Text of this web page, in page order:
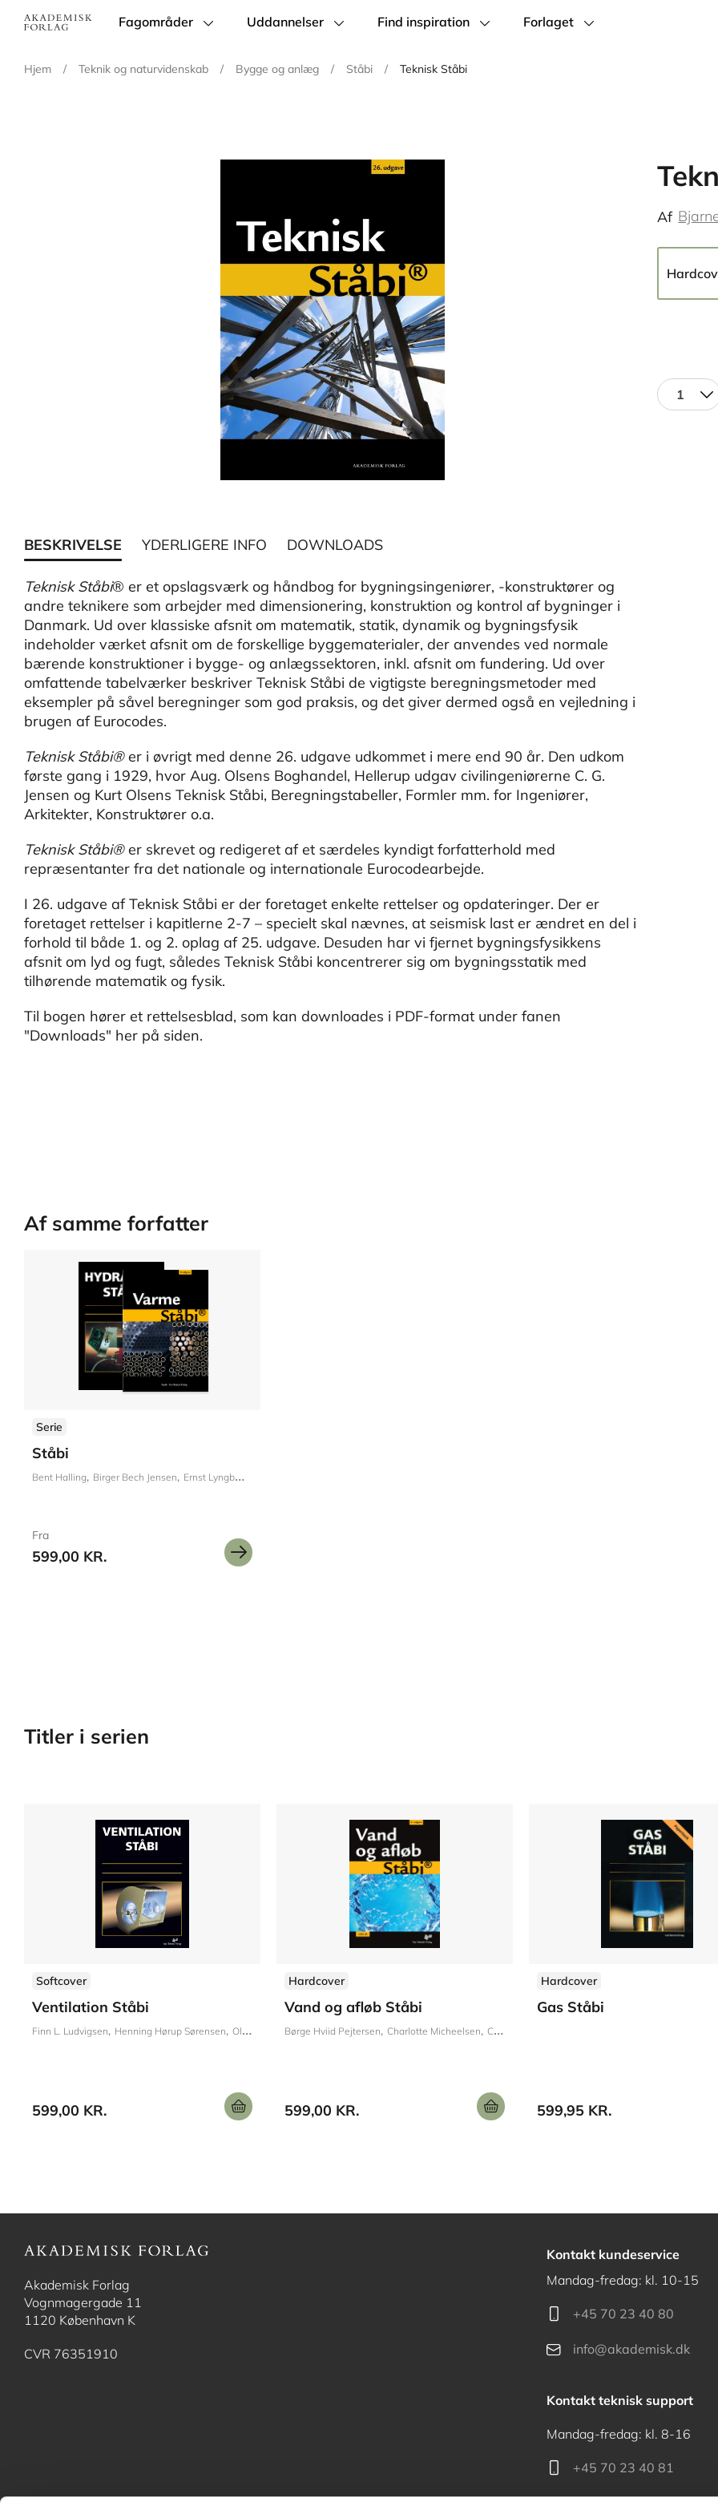
Main
Fagområder Uddannelser Find inspiration Forlaget
Hjem / Teknik og naturvidenskab / Bygge og anlæg / Ståbi / Teknisk Ståbi
Af
1
BESKRIVELSE YDERLIGERE INFO DOWNLOADS
Teknisk Ståbi® er et opslagsværk og håndbog for bygningsingeniører, -konstruktører og
andre teknikere som arbejder med dimensionering, konstruktion og kontrol af bygninger i
Danmark. Ud over klassiske afsnit om matematik, statik, dynamik og bygningsfysik
indeholder værket afsnit om de forskellige byggematerialer, der anvendes ved normale
bærende konstruktioner i bygge- og anlægssektoren, inkl. afsnit om fundering. Ud over
omfattende tabelværker beskriver Teknisk Ståbi de vigtigste beregningsmetoder med
eksempler på såvel beregninger som god praksis, og det giver dermed også en vejledning i
brugen af Eurocodes.
Teknisk Ståbi®er i øvrigt med denne 26. udgave udkommet i mere end 90 år. Den udkom
første gang i 1929, hvor Aug. Olsens Boghandel, Hellerup udgav civilingeniørerne C. G.
Jensen og Kurt Olsens Teknisk Ståbi, Beregningstabeller, Formler mm. for Ingeniører,
Arkitekter, Konstruktører o.a.
Teknisk Ståbi®er skrevet og redigeret af et særdeles kyndigt forfatterhold med
repræsentanter fra det nationale og internationale Eurocodearbejde.
I 26. udgave af Teknisk Ståbi er der foretaget enkelte rettelser og opdateringer. Der er
foretaget rettelser i kapitlerne 2-7 – specielt skal nævnes, at seismisk last er ændret en del i
forhold til både 1. og 2. oplag af 25. udgave. Desuden har vi fjernet bygningsfysikkens
afsnit om lyd og fugt, således Teknisk Ståbi koncentrerer sig om bygningsstatik med
tilhørende matematik og fysik.
Til bogen hører et rettelsesblad, som kan downloades i PDF-format under fanen
"Downloads" her på siden.
Af samme forfatter
Serie
Ståbi
Bent Halling Birger Bech Jensen Ernst Lyngbæk
Fra
599,00 KR.
Titler i serien
Softcover
Ventilation Ståbi
Finn L. Ludvigsen Henning Hørup Sørensen Ole B. Stampe
599,00 KR.
Hardcover
Vand og afløb Ståbi
Børge Hviid Pejtersen Charlotte Micheelsen Christina B. Daél
599,00 KR.
Hardcover
Gas Ståbi
599,95 KR.
Akademisk Forlag
Vognmagergade 11
1120 København K
CVR 76351910
Kontakt kundeservice
Mandag-fredag: kl. 10-15
+45 70 23 40 80
info@akademisk.dk
Kontakt teknisk support
Mandag-fredag: kl. 8-16
+45 70 23 40 81